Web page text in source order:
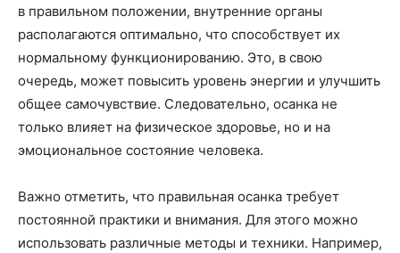
в правильном положении, внутренние органы
располагаются оптимально, что способствует их
нормальному функционированию. Это, в свою
очередь, может повысить уровень энергии и улучшить
общее самочувствие. Следовательно, осанка не
только влияет на физическое здоровье, но и на
эмоциональное состояние человека.
Важно отметить, что правильная осанка требует
постоянной практики и внимания. Для этого можно
использовать различные методы и техники. Например,